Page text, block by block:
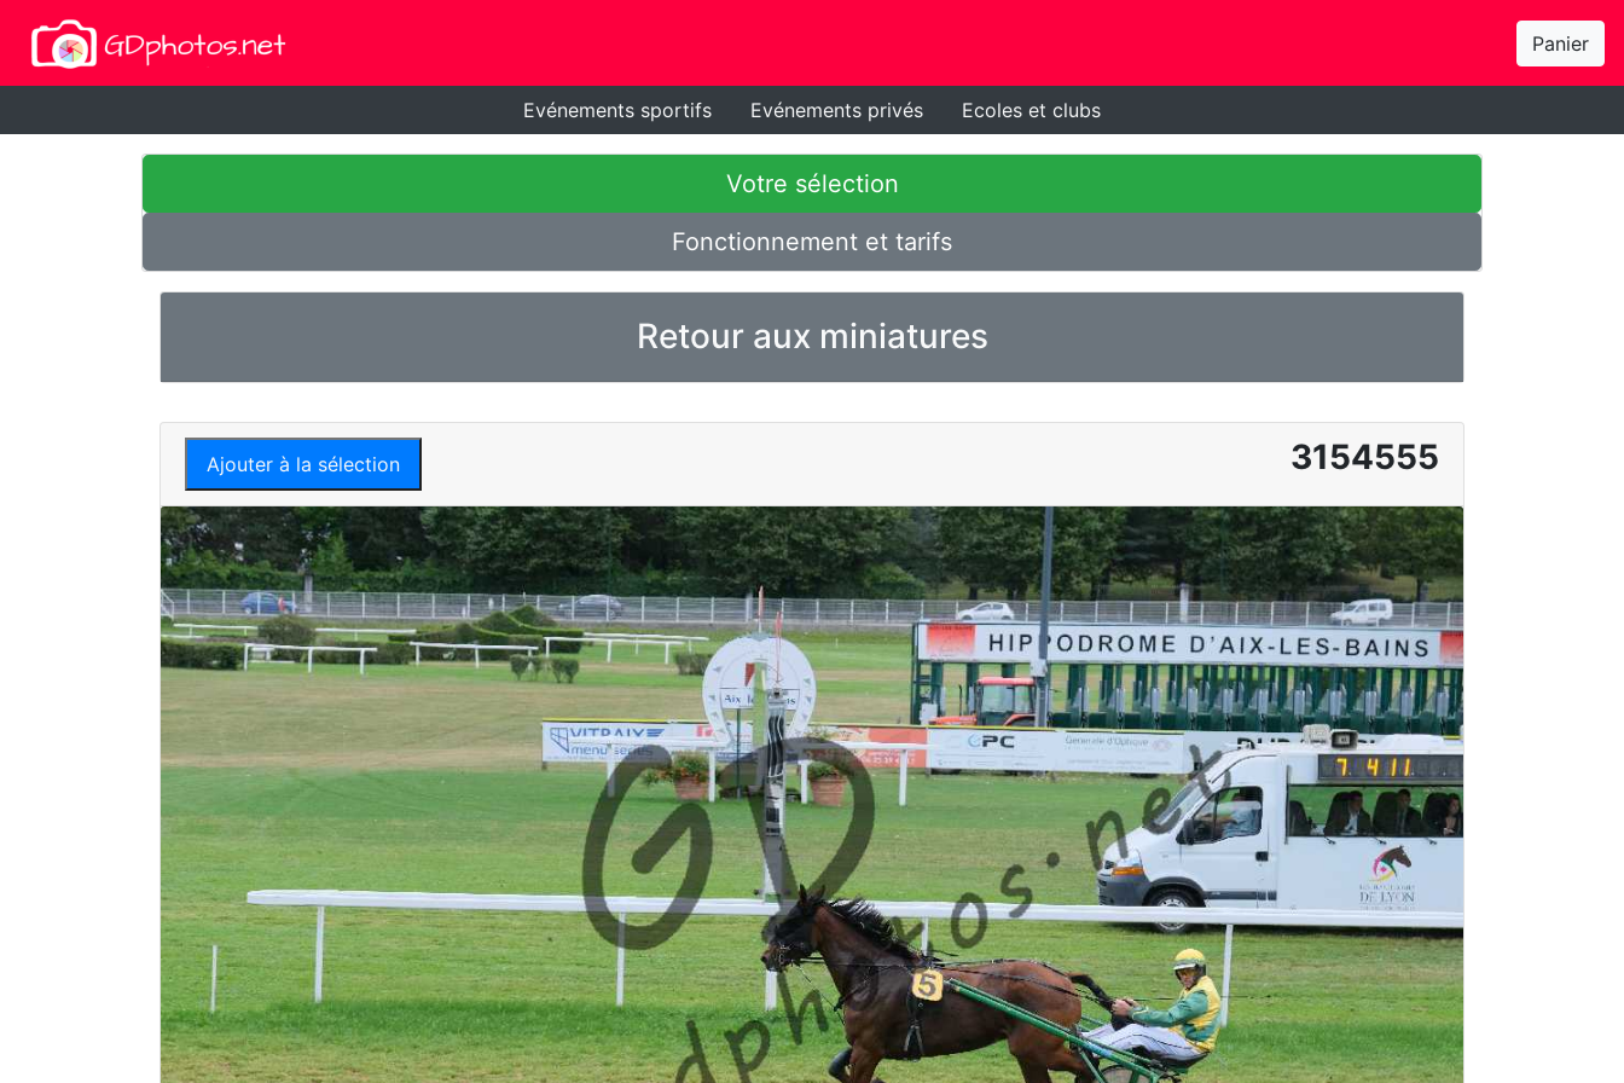
Panier
Evénements sportifs Evénements privés Ecoles et clubs
Votre sélection
Fonctionnement et tarifs
Retour aux miniatures
Ajouter à la sélection 3154555